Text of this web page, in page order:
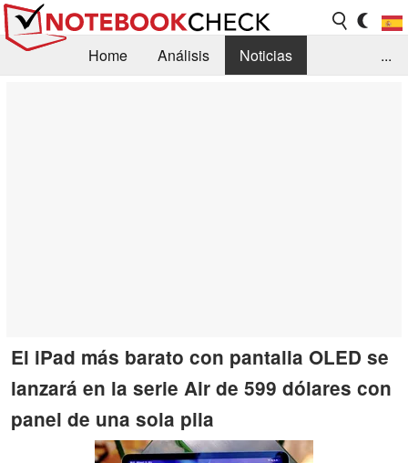
Home Análisis
Noticias
...
El iPad más barato con pantalla OLED se
lanzará en la serie Air de 599 dólares con
panel de una sola pila